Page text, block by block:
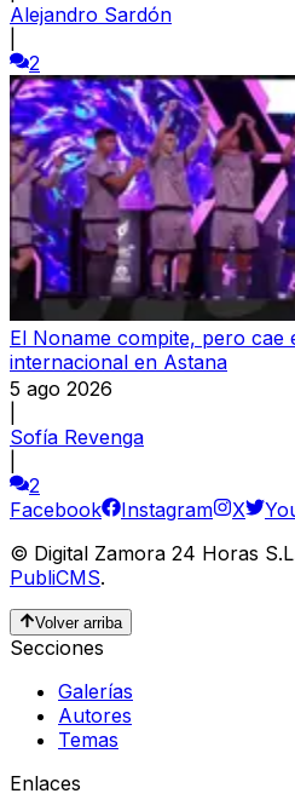
Alejandro Sardón
2
El Noname compite, pero cae
internacional en Astana
5 ago 2026
Sofía Revenga
2
Facebook
Instagram X
© Digital Zamora 24 Horas
PubliCMS.
Volver arriba
Secciones
Galerías
Autores
Temas
Enlaces